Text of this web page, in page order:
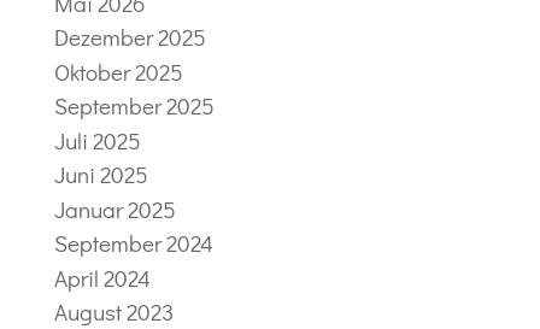
Dezember 2025
Oktober 2025
September 2025
Juli 2025
Juni 2025
Januar 2025
September 2024
April 2024
August 2023